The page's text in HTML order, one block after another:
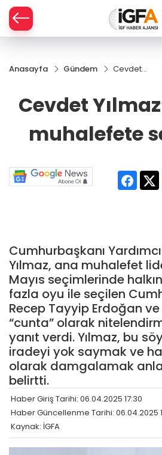
Anasayfa Gündem
Cevdet
muhalefete
Cevdet
muhalefete
Cumhurbaşkanı
Yılmaz, ana muhalefet
Mayıs seçimlerinde
fazla oyu ile seçilen
Recep Tayyip Erdoğan
“cunta” olarak
yanıt verdi. Yılmaz, bu
iradeyi yok saymak ve
olarak damgalamak
belirtti.
Haber Giriş Tarihi: 06.04.2025 17:30
Haber Güncellenme Tarihi: 06.04.2025
Kaynak: İGFA